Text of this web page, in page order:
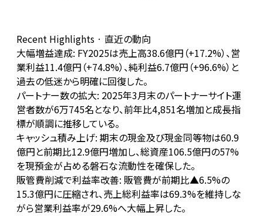
Recent Highlights · 直近の動向
大幅増益達成: FY2025は売上高38.6億円（+17.2%）、営
業利益11.4億円（+74.8%）、純利益6.7億円（+96.6%）と
過去の低迷から明確に回復した。
パートナー数の拡大: 2025年3月末のパートナーサイト運
営者数が6万745名となり、前年比4,851名増加と成長指
標が順調に推移している。
キャッシュ積み上げ: 期末の現金及び現金同等物は60.9
億円と前期比12.9億円増加し、総資産106.5億円の57%
を現預金が占める磐石な流動性を確保した。
販管費削減で利益率改善: 販管費が前期比▲6.5%の
15.3億円に圧縮され、売上総利益率は69.3%を維持しな
がら営業利益率が29.6%へ大幅上昇した。